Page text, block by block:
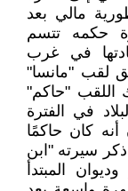
مالي بعد
حكمه تتسم
في غرب
لقب "مانسا"
اللقب "حاكم"
في الفترة
أنه كان حاكمًا
سيرته "ابن
المبتدأ